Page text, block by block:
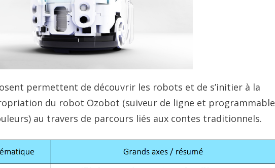
permettent de découvrir les robots et de s’initier à la
du robot Ozobot (suiveur de ligne et programmable
au travers de parcours liés aux contes traditionnels.